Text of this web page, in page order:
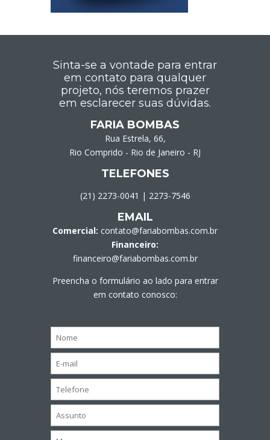
Sinta-se a vontade para entrar
em contato para qualquer
projeto, nós teremos prazer
em esclarecer suas dúvidas.
FARIA BOMBAS
Rua Estrela, 66,
Rio Comprido - Rio de Janeiro - RJ
TELEFONES
(21) 2273-0041 | 2273-7546
EMAIL
Comercial: contato@fariabombas.com.br
Financeiro:
financeiro@fariabombas.com.br
Preencha o formulário ao lado para entrar
em contato conosco: